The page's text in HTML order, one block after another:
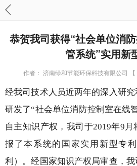
恭贺我司获得“社会单位消
管系统”实用新
作者： 济南绿和节能环保科技有限公司 【
经我司技术人员近两年的深入研
研发了“社会单位消防控制室在线
自主知识产权，我司于2019年9
报了本系统的国家实用新型专
利）。经国家知识产权局审查，